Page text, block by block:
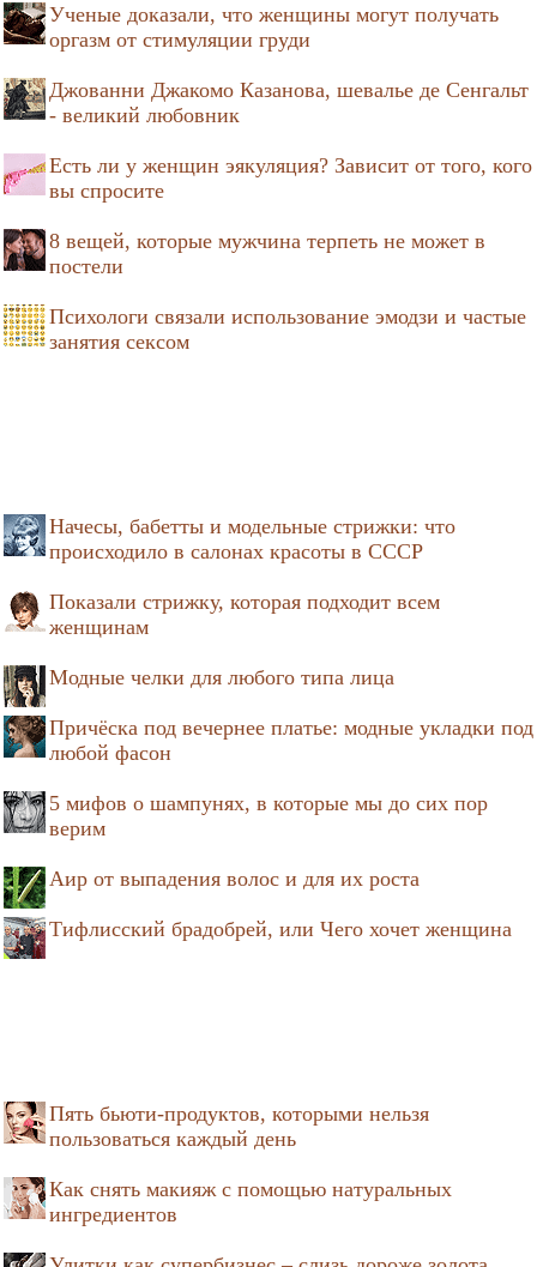
Ученые доказали, что женщины могут получать
оргазм от стимуляции груди
Джованни Джакомо Казанова, шевалье де Сенгальт
- великий любовник
Есть ли у женщин эякуляция? Зависит от того, кого
вы спросите
8 вещей, которые мужчина терпеть не может в
постели
Психологи связали использование эмодзи и частые
занятия сексом
Начесы, бабетты и модельные стрижки: что
происходило в салонах красоты в СССР
Показали стрижку, которая подходит всем
женщинам
Модные челки для любого типа лица
Причёска под вечернее платье: модные укладки под
любой фасон
5 мифов о шампунях, в которые мы до сих пор
верим
Аир от выпадения волос и для их роста
Тифлисский брадобрей, или Чего хочет женщина
Пять бьюти-продуктов, которыми нельзя
пользоваться каждый день
Как снять макияж с помощью натуральных
ингредиентов